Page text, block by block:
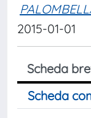
2015-01-01
Scheda
Scheda